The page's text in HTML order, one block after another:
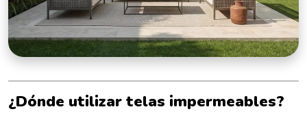
¿Dónde utilizar telas impermeables?